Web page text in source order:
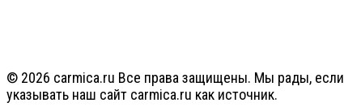
© 2026 carmica.ru Все права защищены. Мы рады, если
указывать наш сайт carmica.ru как источник.